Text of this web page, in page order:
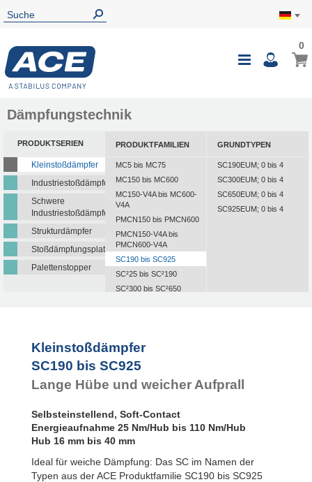
0
Dämpfungstechnik
PRODUKTSERIEN
Kleinstoßdämpfer
Industriestoßdämpfer
Schwere
Industriestoßdämpfer
Strukturdämpfer
Stoßdämpfungsplatten
Palettenstopper
PRODUKTFAMILIEN
MC5 bis MC75
MC150 bis MC600
MC150-V4A bis MC600-
V4A
PMCN150 bis PMCN600
PMCN150-V4A bis
PMCN600-V4A
SC190 bis SC925
SC²25 bis SC²190
SC²300 bis SC²650
GRUNDTYPEN
SC190EUM; 0 bis 4
SC300EUM; 0 bis 4
SC650EUM; 0 bis 4
SC925EUM; 0 bis 4
Kleinstoßdämpfer
SC190 bis SC925
Lange Hübe und weicher Aufprall
Selbsteinstellend, Soft-Contact
Energieaufnahme 25 Nm/Hub bis 110 Nm/Hub
Hub 16 mm bis 40 mm
Ideal für weiche Dämpfung: Das SC im Namen der
Typen aus der ACE Produktfamilie SC190 bis SC925